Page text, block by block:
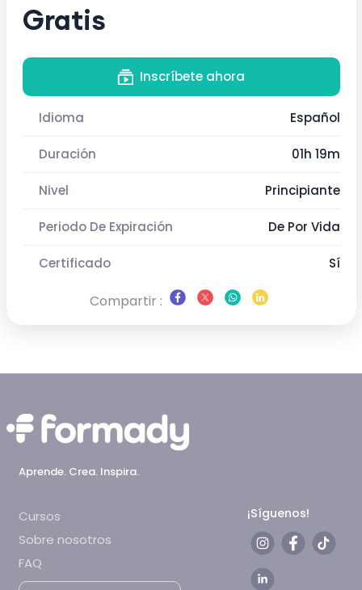
Gratis
Inscríbete ahora
Idioma Español
Duración 01h 19m
Nivel Principiante
Periodo De Expiración De Por Vida
Certificado Sí
Compartir :
Aprende. Crea. Inspira.
Cursos
Sobre nosotros
FAQ
¡Síguenos!